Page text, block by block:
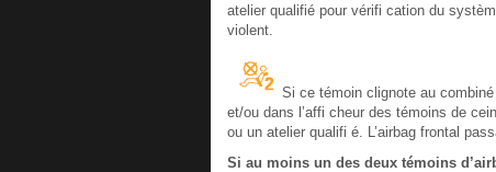
atelier qualifié pour vérifi cation du
violent.
Si ce témoin clignote au combiné
et/ou dans l’affi cheur des témoins de
ou un atelier qualifi é. L’airbag frontal
Si au moins un des deux témoins